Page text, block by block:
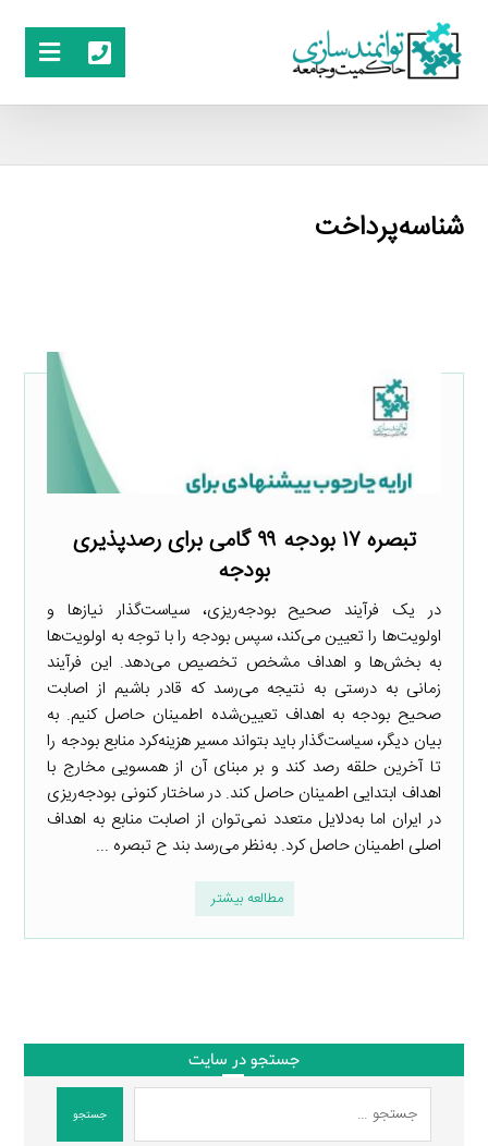
شناسه‌پرداخت
تبصره ۱۷ بودجه ۹۹ گامی برای رصدپذیری
بودجه
در یک فرآیند صحیح بودجه‌ریزی، سیاست‌گذار نیازها و
اولویت‌ها را تعیین می‌کند، سپس بودجه را با توجه به اولویت‌ها
به بخش‌ها و اهداف مشخص تخصیص می‌دهد. این فرآیند
زمانی به درستی به نتیجه می‌رسد که قادر باشیم از اصابت
صحیح بودجه به اهداف تعیین‌شده اطمینان حاصل کنیم. به
بیان دیگر، سیاست‌گذار باید بتواند مسیر هزینه‌کرد منابع بودجه را
تا آخرین حلقه رصد کند و بر مبنای آن از همسویی مخارج با
اهداف ابتدایی اطمینان حاصل کند. در ساختار کنونی بودجه‌ریزی
در ایران اما به‌دلایل متعدد نمی‌توان از اصابت منابع به اهداف
اصلی اطمینان حاصل کرد. به‌نظر می‌رسد بند ح تبصره ...
مطالعه بیشتر
جستجو در سایت
جستجو